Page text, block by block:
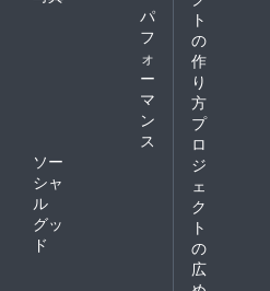
パ
フ
ォ
ー
マ
ン
ス
ソー
シャ
ル
グッ
ド
ト
の
作
り
方
プ
ロ
ジ
ェ
ク
ト
の
広